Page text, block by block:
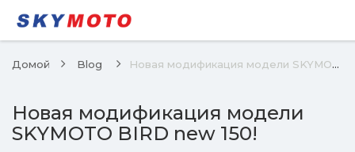
Домой Blog Новая модификация модели SKYMOTO BIRD new 150!
Новая модификация модели
SKYMOTO BIRD new 150!